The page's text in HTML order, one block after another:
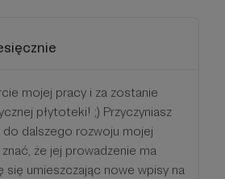
mojej pracy i za zostanie
płytoteki! ;) Przyczyniasz
dalszego rozwoju mojej
że jej prowadzenie ma
się umieszczając nowe wpisy na